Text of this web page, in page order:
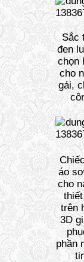
Sắc
đen
chọn
cho
gái,
áo
cho
trên
3D
phần